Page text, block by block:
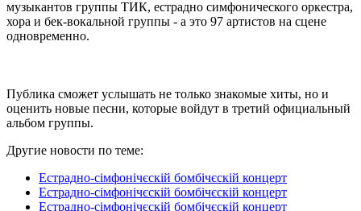
музыкантов группы ТИК, естрадно симфонического оркестра,
хора и бек-вокальной группы - а это 97 артистов на сцене
одновременно.
Публика сможет услышать не только знакомые хиты, но и
оценить новые песни, которые войдут в третий официальный
альбом группы.
Другие новости по теме:
Естрадно-сімфонічєскій бомбічєскій концерт
Естрадно-сімфонічєскій бомбічєскій концерт
Естрадно-сімфонічєскій бомбічєскій концерт